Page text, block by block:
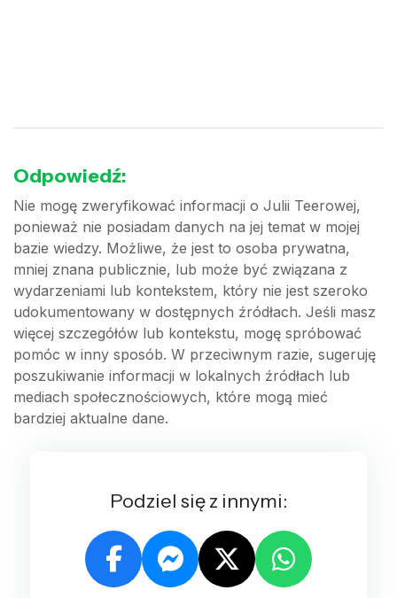
Odpowiedź:
Nie mogę zweryfikować informacji o Julii Teerowej,
ponieważ nie posiadam danych na jej temat w mojej
bazie wiedzy. Możliwe, że jest to osoba prywatna,
mniej znana publicznie, lub może być związana z
wydarzeniami lub kontekstem, który nie jest szeroko
udokumentowany w dostępnych źródłach. Jeśli masz
więcej szczegółów lub kontekstu, mogę spróbować
pomóc w inny sposób. W przeciwnym razie, sugeruję
poszukiwanie informacji w lokalnych źródłach lub
mediach społecznościowych, które mogą mieć
bardziej aktualne dane.
Podziel się z innymi: